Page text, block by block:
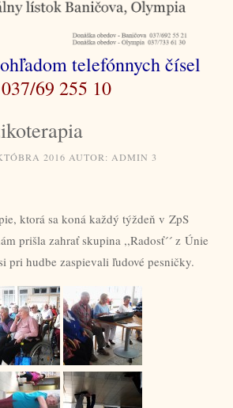
telefónnych čísel
037/69 255 10
2016 AUTOR: ADMIN 3
ktorá sa koná každý týždeň v ZpS
prišla zahrať skupina ,,Radosť´´ z Únie
pri hudbe zaspievali ľudové pesničky.